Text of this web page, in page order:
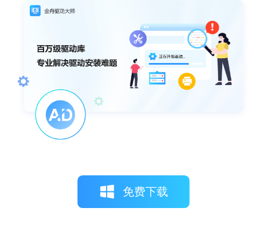
免费下载
它强大的故障诊断工具，让我这个技术小白
也能轻松搞定打印机维护，真的是省心又省
力！
Izuku11